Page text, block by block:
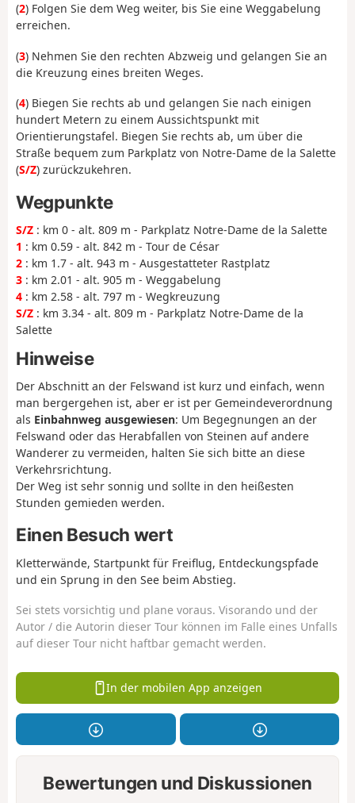
(2) Folgen Sie dem Weg weiter, bis Sie eine Weggabelung
erreichen.
(3) Nehmen Sie den rechten Abzweig und gelangen Sie an
die Kreuzung eines breiten Weges.
(4) Biegen Sie rechts ab und gelangen Sie nach einigen
hundert Metern zu einem Aussichtspunkt mit
Orientierungstafel. Biegen Sie rechts ab, um über die
Straße bequem zum Parkplatz von Notre-Dame de la Salette
(S/Z) zurückzukehren.
Wegpunkte
S/Z : km 0 - alt. 809 m - Parkplatz Notre-Dame de la Salette
1 : km 0.59 - alt. 842 m - Tour de César
2 : km 1.7 - alt. 943 m - Ausgestatteter Rastplatz
3 : km 2.01 - alt. 905 m - Weggabelung
4 : km 2.58 - alt. 797 m - Wegkreuzung
S/Z : km 3.34 - alt. 809 m - Parkplatz Notre-Dame de la
Salette
Hinweise
Der Abschnitt an der Felswand ist kurz und einfach, wenn
man bergergehen ist, aber er ist per Gemeindeverordnung
als Einbahnweg ausgewiesen: Um Begegnungen an der
Felswand oder das Herabfallen von Steinen auf andere
Wanderer zu vermeiden, halten Sie sich bitte an diese
Verkehrsrichtung.
Der Weg ist sehr sonnig und sollte in den heißesten
Stunden gemieden werden.
Einen Besuch wert
Kletterwände, Startpunkt für Freiflug, Entdeckungspfade
und ein Sprung in den See beim Abstieg.
Sei stets vorsichtig und plane voraus. Visorando und der
Autor / die Autorin dieser Tour können im Falle eines Unfalls
auf dieser Tour nicht haftbar gemacht werden.
In der mobilen App anzeigen
Bewertungen und Diskussionen